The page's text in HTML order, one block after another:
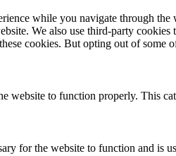
while you navigate through the
We also use third-party
cookies. But opting out of some
website to function properly. This
for the website to function and is